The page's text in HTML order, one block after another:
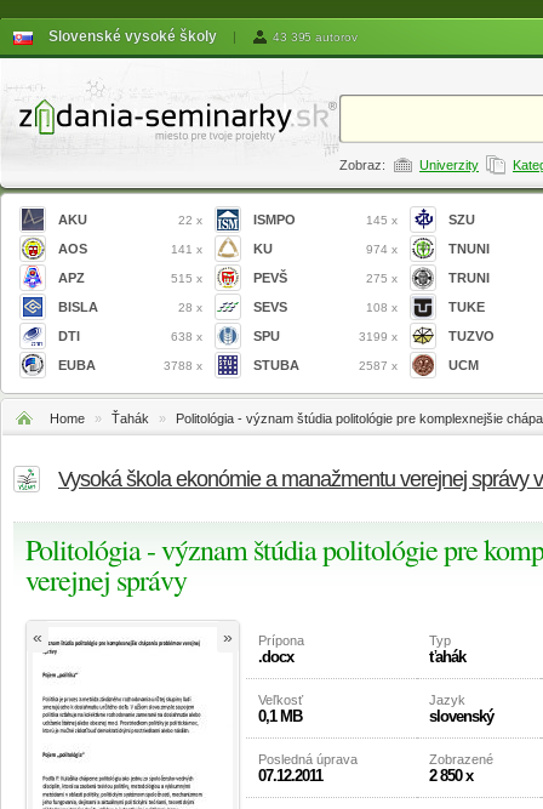
Slovenské vysoké školy | 43 395 autorov
Zobraz: Univerzity
AKU 22 x
AOS 141 x
APZ 515 x
BISLA 28 x
DTI 638 x
EUBA 3788 x
ISMPO 145 x
KU 974 x
PEVŠ 275 x
SEVS 108 x
SPU 3199 x
STUBA 2587 x
SZU
TNUNI
TRUNI
TUKE
TUZVO
UCM
Home » Ťahák » Politológia - význam štúdia politológie pre komplexnejšie
Vysoká škola ekonómie a manažmentu verejnej správy
Politológia - význam štúdia politológie pre
verejnej správy
« » Prípona
.docx
Typ
ťahák
Veľkosť
0,1 MB
Jazyk
slovenský
Posledná úprava
07.12.2011
Zobrazené
2 850 x